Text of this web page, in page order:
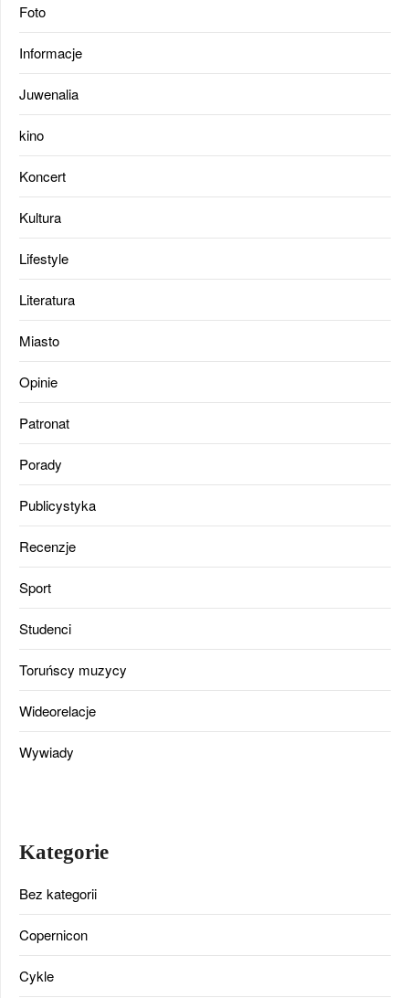
Foto
Informacje
Juwenalia
kino
Koncert
Kultura
Lifestyle
Literatura
Miasto
Opinie
Patronat
Porady
Publicystyka
Recenzje
Sport
Studenci
Toruńscy muzycy
Wideorelacje
Wywiady
Kategorie
Bez kategorii
Copernicon
Cykle